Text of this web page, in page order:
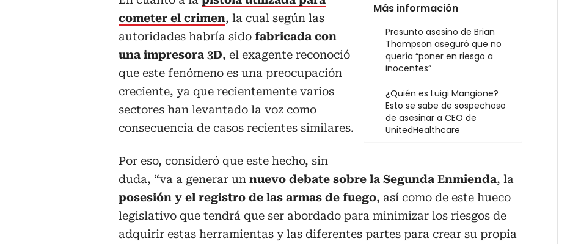
Más información
Presunto asesino de Brian
Thompson aseguró que no
quería “poner en riesgo a
inocentes”
¿Quién es Luigi Mangione?
Esto se sabe de sospechoso
de asesinar a CEO de
UnitedHealthcare
cometer el crimen, la cual según las
autoridades habría sido fabricada con
una impresora 3D, el exagente reconoció
que este fenómeno es una preocupación
creciente, ya que recientemente varios
sectores han levantado la voz como
consecuencia de casos recientes similares.
Por eso, consideró que este hecho, sin
duda, “va a generar un nuevo debate sobre la Segunda Enmienda, la
posesión y el registro de las armas de fuego, así como de este hueco
legislativo que tendrá que ser abordado para minimizar los riesgos de
adquirir estas herramientas y las diferentes partes para crear su propia